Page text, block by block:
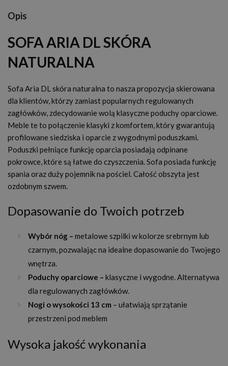
Opis
SOFA ARIA DL SKÓRA
NATURALNA
Sofa Aria DL skóra naturalna to nasza propozycja skierowana
dla klientów, którzy zamiast popularnych regulowanych
zagłówków, zdecydowanie wolą klasyczne poduchy oparciowe.
Meble te to połączenie klasyki z komfortem, który gwarantują
profilowane siedziska i oparcie z wygodnymi poduszkami.
Poduszki pełniące funkcję oparcia posiadają odpinane
pokrowce, które są łatwe do czyszczenia. Sofa posiada funkcję
spania oraz duży pojemnik na pościel. Całość obszyta jest
ozdobnym szwem.
Dopasowanie do Twoich potrzeb
Wybór nóg – metalowe szpilki w kolorze srebrnym lub
czarnym, pozwalając na idealne dopasowanie do Twojego
wnętrza.
Poduchy oparciowe – klasyczne i wygodne. Alternatywa
dla regulowanych zagłówków.
Nogi o wysokości 13 cm – ułatwiają sprzątanie
przestrzeni pod meblem
Wysoka jakość wykonania